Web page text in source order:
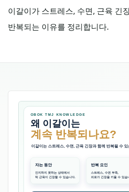
이갈이가 스트레스, 수면, 근육 긴
반복되는 이유를 정리합니다.